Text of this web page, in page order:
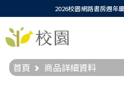
2026校園網路書房週年
首頁 商品詳細資料